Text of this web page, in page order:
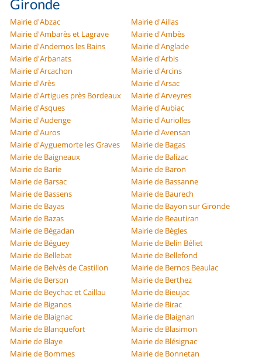
Gironde
Mairie d'Abzac
Mairie d'Aillas
Mairie d'Ambarès et Lagrave
Mairie d'Ambès
Mairie d'Andernos les Bains
Mairie d'Anglade
Mairie d'Arbanats
Mairie d'Arbis
Mairie d'Arcachon
Mairie d'Arcins
Mairie d'Arès
Mairie d'Arsac
Mairie d'Artigues près Bordeaux
Mairie d'Arveyres
Mairie d'Asques
Mairie d'Aubiac
Mairie d'Audenge
Mairie d'Auriolles
Mairie d'Auros
Mairie d'Avensan
Mairie d'Ayguemorte les Graves
Mairie de Bagas
Mairie de Baigneaux
Mairie de Balizac
Mairie de Barie
Mairie de Baron
Mairie de Barsac
Mairie de Bassanne
Mairie de Bassens
Mairie de Baurech
Mairie de Bayas
Mairie de Bayon sur Gironde
Mairie de Bazas
Mairie de Beautiran
Mairie de Bégadan
Mairie de Bègles
Mairie de Béguey
Mairie de Belin Béliet
Mairie de Bellebat
Mairie de Bellefond
Mairie de Belvès de Castillon
Mairie de Bernos Beaulac
Mairie de Berson
Mairie de Berthez
Mairie de Beychac et Caillau
Mairie de Bieujac
Mairie de Biganos
Mairie de Birac
Mairie de Blaignac
Mairie de Blaignan
Mairie de Blanquefort
Mairie de Blasimon
Mairie de Blaye
Mairie de Blésignac
Mairie de Bommes
Mairie de Bonnetan